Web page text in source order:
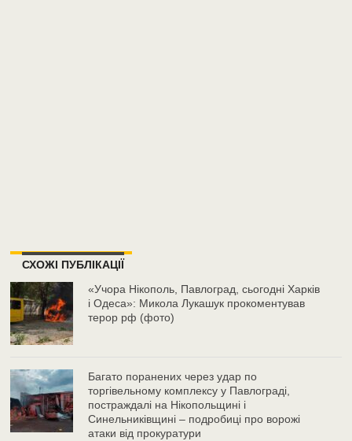
СХОЖІ ПУБЛІКАЦІЇ
«Учора Нікополь, Павлоград, сьогодні Харків
і Одеса»: Микола Лукашук прокоментував
терор рф (фото)
Багато поранених через удар по
торгівельному комплексу у Павлограді,
постраждалі на Нікопольщині і
Синельниківщині – подробиці про ворожі
атаки від прокуратури